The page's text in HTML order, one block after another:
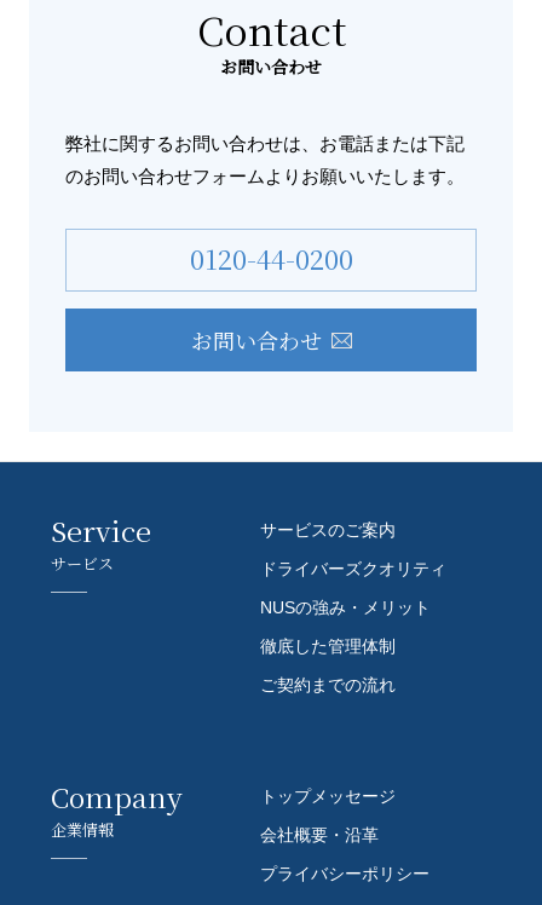
Contact
お問い合わせ
弊社に関するお問い合わせは、お電話または下記
のお問い合わせフォームよりお願いいたします。
0120-44-0200
お問い合わせ
Service
サービス
サービスのご案内
ドライバーズクオリティ
NUSの強み・メリット
徹底した管理体制
ご契約までの流れ
Company
企業情報
トップメッセージ
会社概要・沿革
プライバシーポリシー